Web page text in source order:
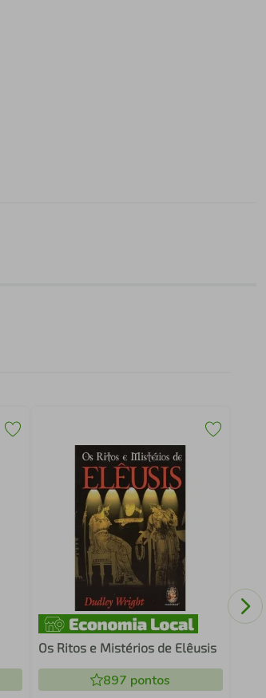
Os Ritos e Mistérios de Elêusis
897 pontos